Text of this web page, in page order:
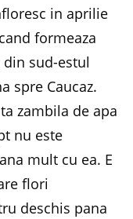
in aprilie
formeaza
sud-estul
spre Caucaz.
zambila de apa
nu este
mult cu ea. E
flori
deschis pana